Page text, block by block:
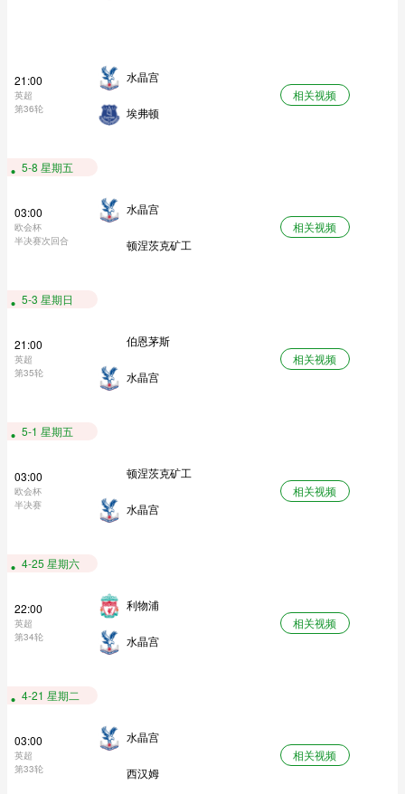
21:00
英超
第36轮
水晶宫
埃弗顿
相关视频
5-8 星期五
03:00
欧会杯
半决赛次回合
水晶宫
顿涅茨克矿工
相关视频
5-3 星期日
21:00
英超
第35轮
伯恩茅斯
水晶宫
相关视频
5-1 星期五
03:00
欧会杯
半决赛
顿涅茨克矿工
水晶宫
相关视频
4-25 星期六
22:00
英超
第34轮
利物浦
水晶宫
相关视频
4-21 星期二
03:00
英超
第33轮
水晶宫
西汉姆
相关视频